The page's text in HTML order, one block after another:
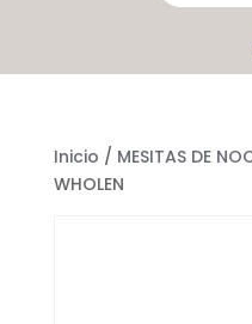
Inicio / MESITAS DE
WHOLEN